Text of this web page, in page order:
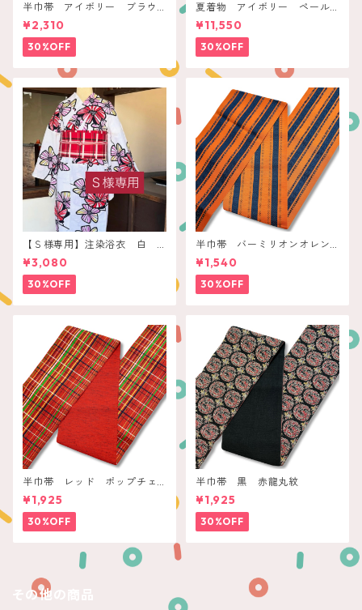
半巾帯 アイボリー ブラウ
ンチェック
¥2,310
30%OFF
夏着物 アイボリー ペール
ボタニカル
¥11,550
30%OFF
【Ｓ様専用】注染浴衣 白
赤いレトロフラワー
¥3,080
30%OFF
半巾帯 バーミリオンオレン
ジ ネイビー縞
¥1,540
30%OFF
半巾帯 レッド ポップチェ
ック
¥1,925
30%OFF
半巾帯 黒 赤龍丸紋
¥1,925
30%OFF
その他の商品